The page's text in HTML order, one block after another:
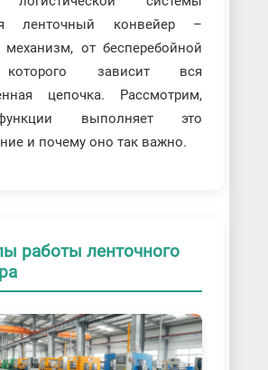
ленточный конвейер –
от бесперебойной
зависит вся
цепочка. Рассмотрим,
выполняет это
и почему оно так важно.
работы ленточного